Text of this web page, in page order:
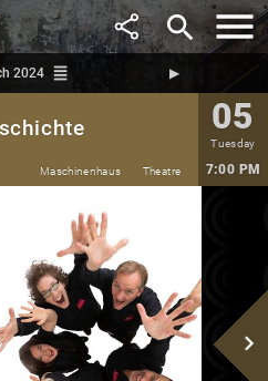
search
2024 reorder ▶︎
05
Tuesday
7:00 PM
Maschinenhaus Theatre
navigate_next